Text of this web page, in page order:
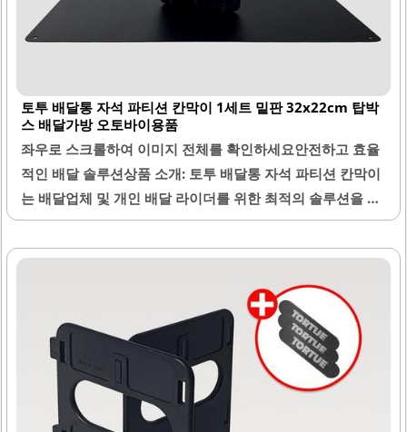
토투 배달통 자석 파티션 칸막이 1세트 밑판 32x22cm 탑박
스 배달가방 오토바이용품
좌우로 스크롤하여 이미지 전체를 확인하세요안전하고 효율
적인 배달 솔루션상품 소개: 토투 배달통 자석 파티션 칸막이
는 배달업체 및 개인 배달 라이더를 위한 최적의 솔루션을 제
공합니다. 이 제품은 32x22cm의 밑판을 기반으로 하여, 자
석의 강력한 힘으로 안정적인 고정을 지원합니다. 파티션은
있습니다.중간 스트랩이 연장되어 사용이 편리하며, 자석의
힘이 뛰어나 물품이 흔들리지 않도록 안전하게 고정됩니다.
이 제품은 배달 중 발생할 수 있는 파손을 최소화하여, 고객에
게 안전하고 신선한 음식을 전달할 수 있도록 돕습니다. 또한,
설치가 간편하여 누구나 쉽게 사용할 수 있습니다.다양한 배
달 가방과 호환이 가능하여, 기존의 배달 통에 추가하여 사용